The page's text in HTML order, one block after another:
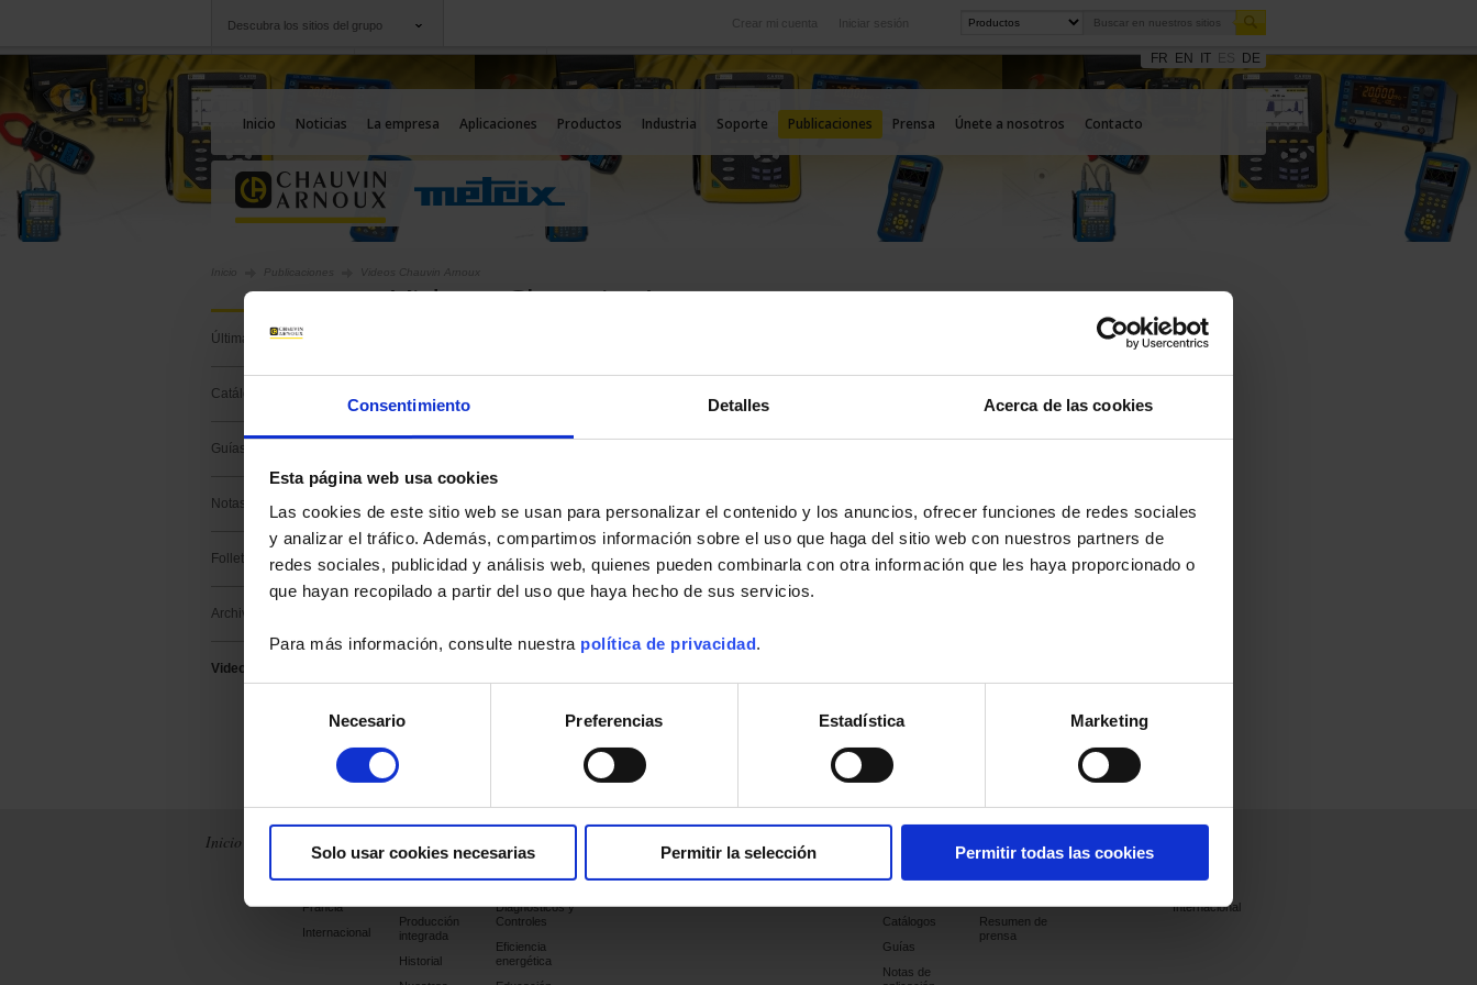
Consentimiento Detalles Acerca de las cookies
Esta página web usa cookies
Las cookies de este sitio web se usan para personalizar el contenido y los anuncios, ofrecer funciones de redes sociales
y analizar el tráfico. Además, compartimos información sobre el uso que haga del sitio web con nuestros partners de
redes sociales, publicidad y análisis web, quienes pueden combinarla con otra información que les haya proporcionado o
que hayan recopilado a partir del uso que haya hecho de sus servicios.
Para más información, consulte nuestra política de privacidad.
consentimiento
Necesario Preferencias Estadística Marketing
Solo usar cookies necesarias Permitir la selección Permitir todas las cookies
Descubra los sitios del grupo Iniciar sesión
Crear mi cuenta
Chauvin Arnoux
Una oferta a su servicio
Internacional
Nuestras filiales en el extranjero
FR EN IT DE
Inicio Noticias La empresa Aplicaciones Productos Industria Soporte Publicaciones Prensa Únete a nosotros Contacto
Inicio Publicaciones Videos Chauvin Arnoux
Últimas publicaciones
Catálogos
Guías
Notas de aplicación
Folletos institucionales
Archivos
Videos Chauvin Arnoux
Videos Chauvin Arnoux
Sucríbase a nuestro canal Youtube !
Inicio
Archivos
Francia
Internacional
Chauvin Arnoux
Producción
integrada
Historial
Sector eléctrico
Diagnósticos y
Controles
Eficiencia
energética
Soporte
Últimas
Catálogos
Guías
Notas de
Comunicados
Resumen de
prensa
nosotros
Francia
Internacional